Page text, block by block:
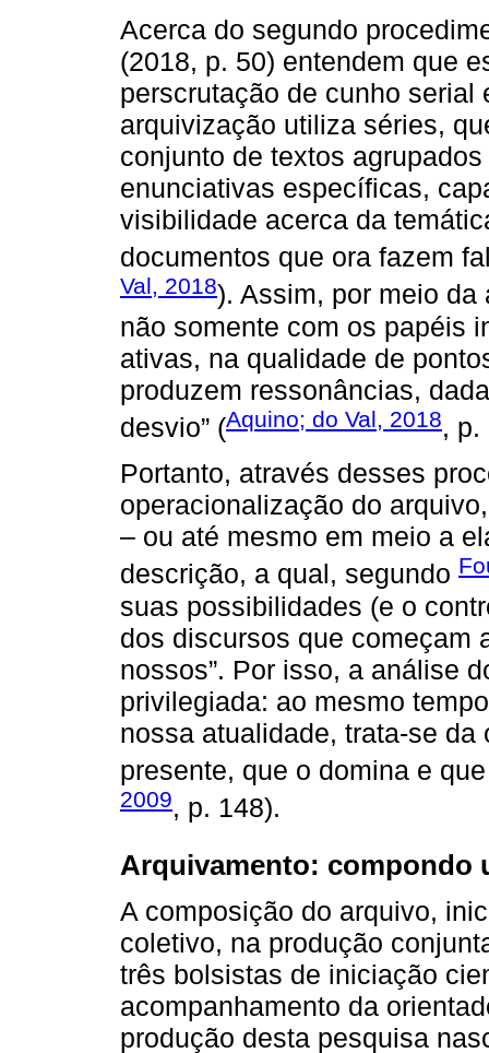
Acerca do segundo
(2018, p. 50) entendem que
perscrutação de cunho serial
arquivização utiliza séries,
conjunto de textos
enunciativas específicas,
visibilidade acerca da
documentos que ora fazem
Val, 2018). Assim, por meio da
não somente com os papéis
ativas, na qualidade de
produzem ressonâncias,
desvio” (Aquino; do Val, 2018, p.
Portanto, através desses
operacionalização do
– ou até mesmo em meio a
descrição, a qual, segundo
suas possibilidades (e o
dos discursos que começam
nossos”. Por isso, a análise
privilegiada: ao mesmo
nossa atualidade, trata-se
presente, que o domina e
2009, p. 148).
Arquivamento: compondo
A composição do arquivo,
coletivo, na produção
três bolsistas de iniciação
acompanhamento da
produção desta pesquisa